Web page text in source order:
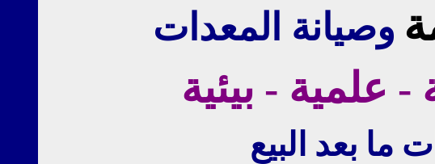
وصيانة المعدات
علمية - بيئية
بعد البيع